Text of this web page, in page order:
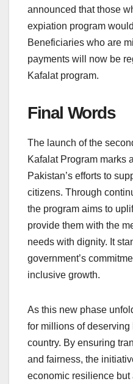
announced that those
expiation program
Beneficiaries who are
payments will now be
Kafalat program.
Final Words
The launch of the
Kafalat Program marks
Pakistan’s efforts to
citizens. Through
the program aims to
provide them with the
needs with dignity. It
government’s
inclusive growth.
As this new phase
for millions of
country. By ensuring
and fairness, the
economic resilience but